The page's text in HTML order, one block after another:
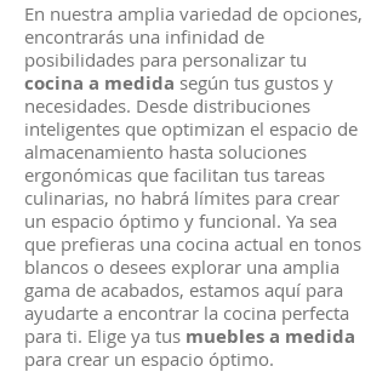
En nuestra amplia variedad de opciones,
encontrarás una infinidad de
posibilidades para personalizar tu
cocina a medida según tus gustos y
necesidades. Desde distribuciones
inteligentes que optimizan el espacio de
almacenamiento hasta soluciones
ergonómicas que facilitan tus tareas
culinarias, no habrá límites para crear
un espacio óptimo y funcional. Ya sea
que prefieras una cocina actual en tonos
blancos o desees explorar una amplia
gama de acabados, estamos aquí para
ayudarte a encontrar la cocina perfecta
para ti. Elige ya tus muebles a medida
para crear un espacio óptimo.